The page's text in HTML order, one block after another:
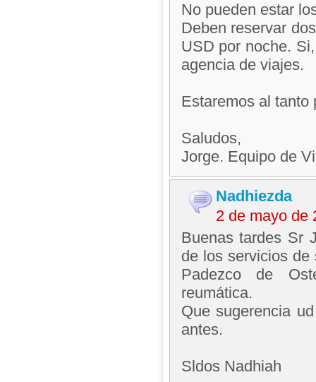
No pueden estar
Deben reservar
USD por noche.
agencia de viajes.
Estaremos al tanto
Saludos,
Jorge. Equipo de
Nadhiezda
2 de mayo de
Buenas tardes Sr
de los servicios de
Padezco de
reumática.
Que sugerencia
antes.
Sldos Nadhiah